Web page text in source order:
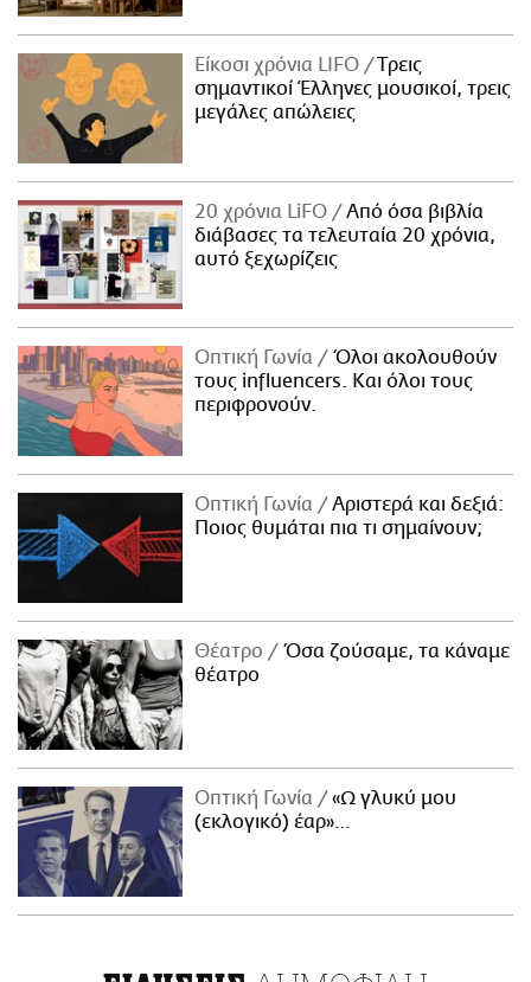
Είκοσι χρόνια LIFO
Tρεις
σημαντικοί Έλληνες μουσικοί, τρεις
μεγάλες απώλειες
20 χρόνια LiFO
Από όσα βιβλία
διάβασες τα τελευταία 20 χρόνια,
αυτό ξεχωρίζεις
Οπτική Γωνία
Όλοι ακολουθούν
τους influencers. Και όλοι τους
περιφρονούν.
Οπτική Γωνία
Αριστερά και δεξιά:
Ποιος θυμάται πια τι σημαίνουν;
Θέατρο
Όσα ζούσαμε, τα κάναμε
θέατρο
Οπτική Γωνία
«Ω γλυκύ μου
(εκλογικό) έαρ»…